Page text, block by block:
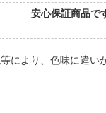
安心保証商品で
により、色味に違い